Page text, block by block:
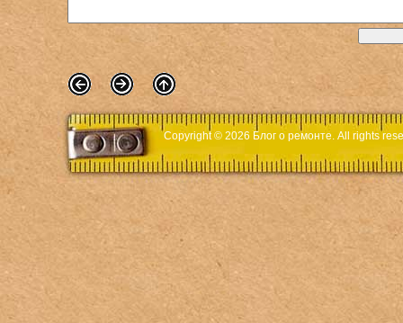
Copyright © 2026 Блог о ремонте. All rights